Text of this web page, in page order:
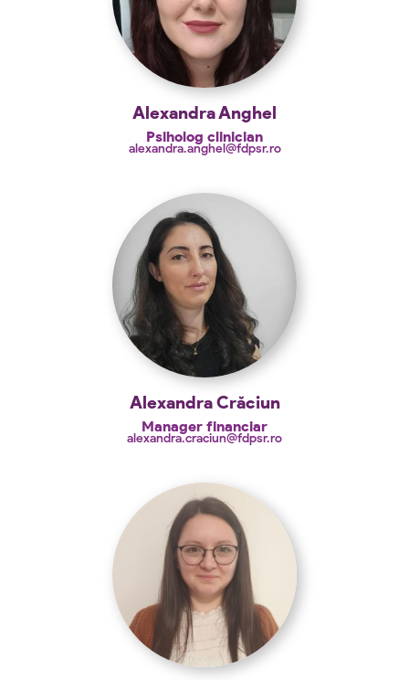
Alexandra Anghel
Psiholog clinician
alexandra.anghel@fdpsr.ro
Alexandra Crăciun
Manager financiar
alexandra.craciun@fdpsr.ro